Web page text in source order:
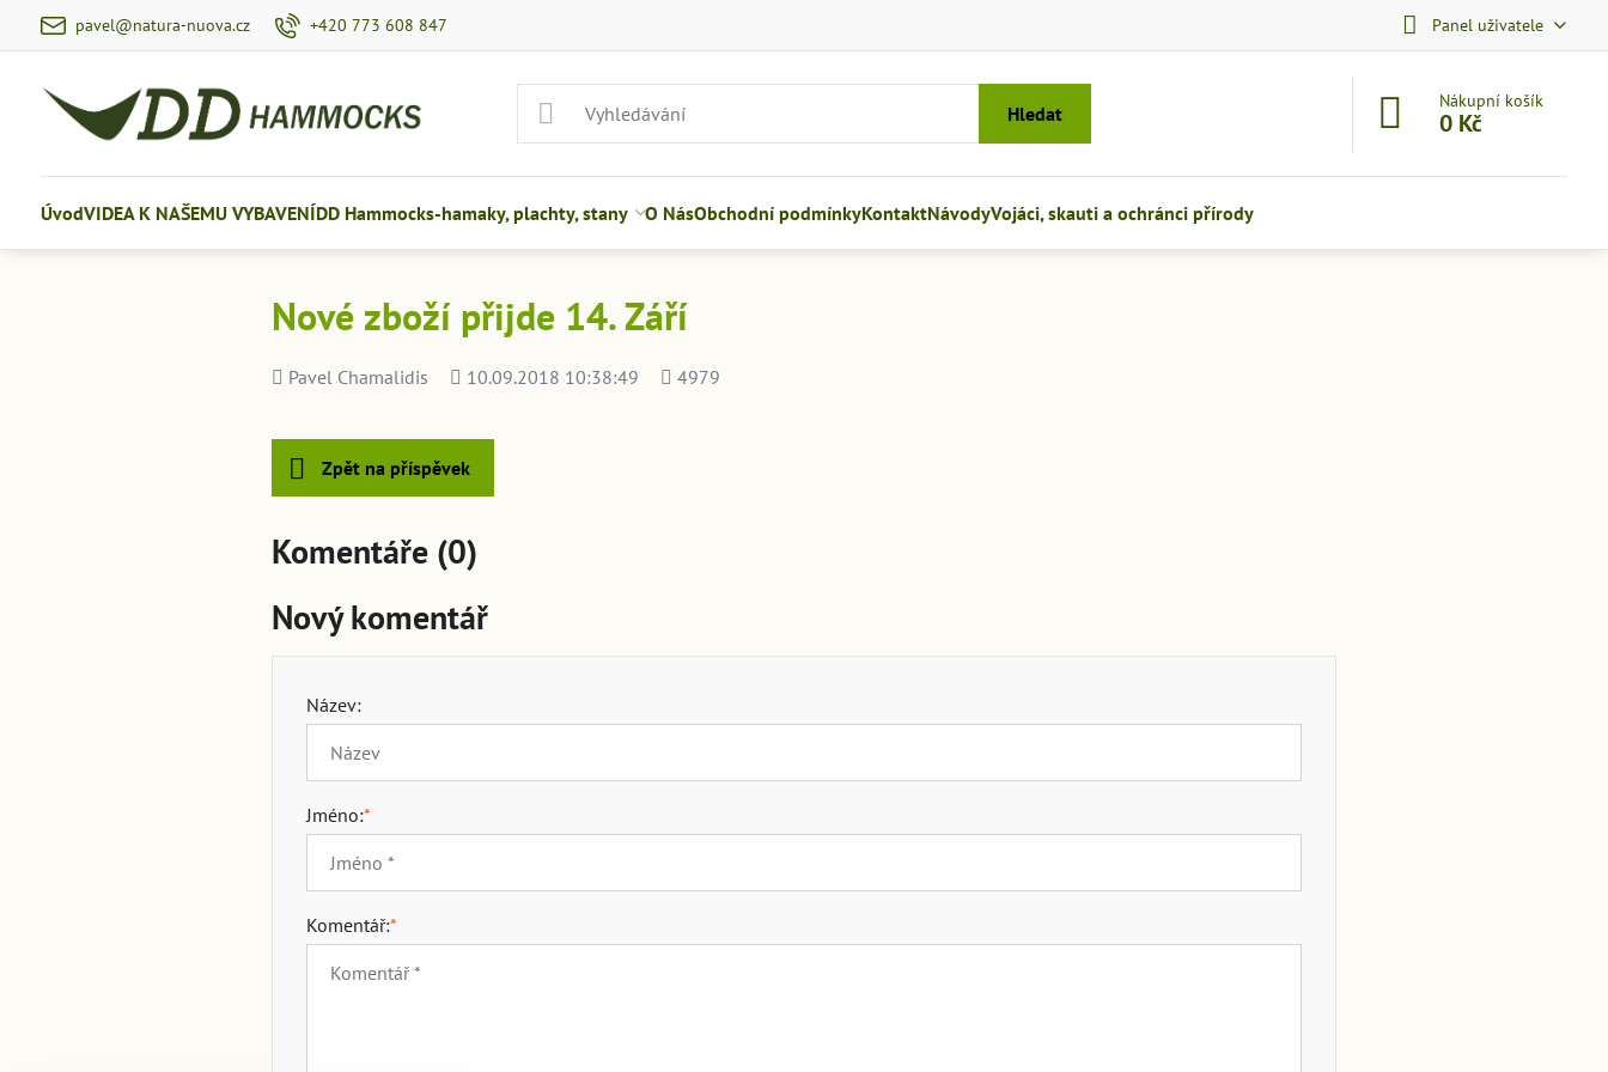
pavel@natura-nuova.cz +420 773 608 847 Panel uživatele
Hledat
Nákupní košík
0 Kč
ÚvodVIDEA K NAŠEMU VYBAVENÍDD Hammocks-hamaky, plachty, stany O NásObchodní podmínkyKontaktNávodyVojáci, skauti a ochránci přírody
Nové zboží přijde 14. Září
Přidal
Pavel Chamalidis Přidáno
10.09.2018 10:38:49
Počet
4979
Zpět na příspěvek
Komentáře (0)
Nový komentář
Název:
Jméno:*
Komentář:*